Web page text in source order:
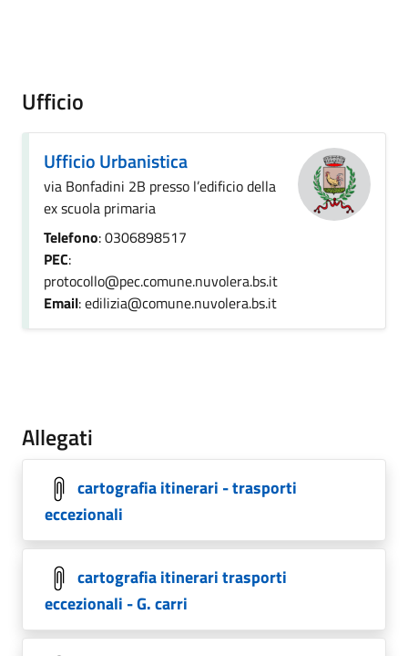
Ufficio
Ufficio Urbanistica
via Bonfadini 2B presso l’edificio della
ex scuola primaria
Telefono: 0306898517
PEC:
protocollo@pec.comune.nuvolera.bs.it
Email: edilizia@comune.nuvolera.bs.it
Allegati
cartografia itinerari - trasporti
eccezionali
cartografia itinerari trasporti
eccezionali - G. carri